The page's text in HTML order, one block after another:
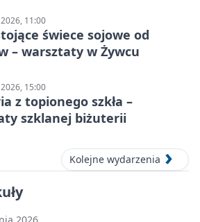
11:00
świece sojowe od
– warsztaty w Żywcu
15:00
z topionego szkła –
szklanej biżuterii
Kolejne wydarzenia